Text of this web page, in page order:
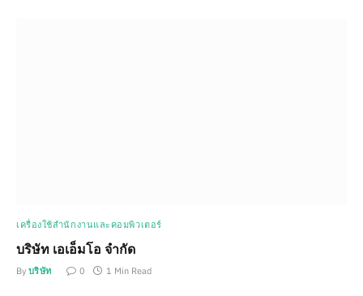
เครื่องใช้สำนักงานและคอมพิวเตอร์
บริษัท เอเอ็มโอ จำกัด
By บริษัท 0 1 Min Read